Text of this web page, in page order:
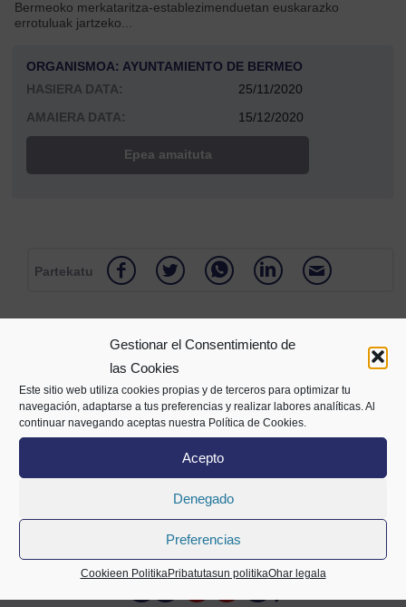
Gestionar el Consentimiento de
las Cookies
Este sitio web utiliza cookies propias y de terceros para optimizar tu
navegación, adaptarse a tus preferencias y realizar labores analíticas. Al
continuar navegando aceptas nuestra Política de Cookies.
Acepto
Denegado
Preferencias
Cookieen PolitikaPribatutasun politikaOhar legala
Bermeoko merkataritza-establezimenduetan euskarazko
errotuluak jartzeko...
ORGANISMOA: AYUNTAMIENTO DE BERMEO
HASIERA DATA:
25/11/2020
AMAIERA DATA:
15/12/2020
Epea amaituta
Partekatu
Zalantzarik baduzu, jarri gurekin
kontaktuan
94 400 28 00
info@cecobi.es